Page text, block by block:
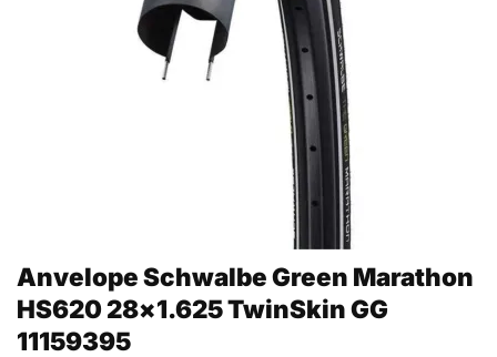
Anvelope Schwalbe Green Marathon
HS620 28×1.625 TwinSkin GG
11159395